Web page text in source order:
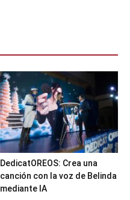
DedicatOREOS: Crea una
canción con la voz de Belinda
mediante IA